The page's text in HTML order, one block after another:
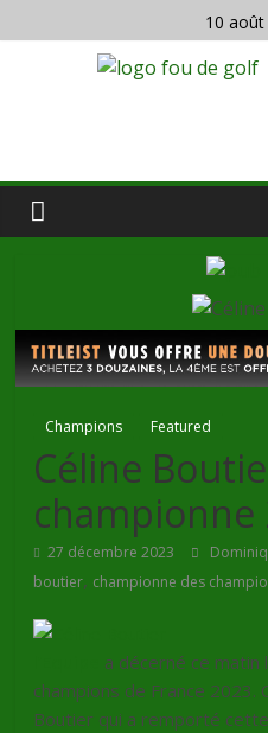
10 août
Champions Featured
Céline
championne
27 décembre 2023
boutier, championne des
a décerné ce
champions de France 2023.
Boutier qui a remporté